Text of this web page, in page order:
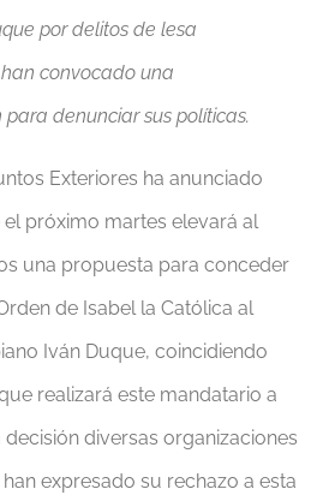
por delitos de lesa
convocado una
denunciar sus políticas.
Exteriores ha anunciado
próximo martes elevará al
una propuesta para conceder
de Isabel la Católica al
Iván Duque, coincidiendo
realizará este mandatario a
decisión diversas organizaciones
expresado su rechazo a esta